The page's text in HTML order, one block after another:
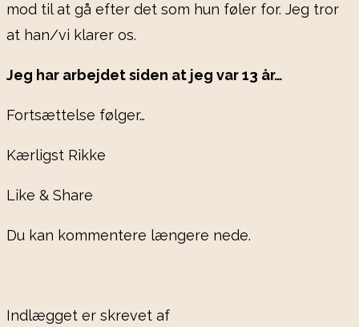
mod til at gå efter det som hun føler for. Jeg tror
at han/vi klarer os.
Jeg har arbejdet siden at jeg var 13 år…
Fortsættelse følger…
Kærligst Rikke
Like & Share
Du kan kommentere længere nede.
Indlægget er skrevet af